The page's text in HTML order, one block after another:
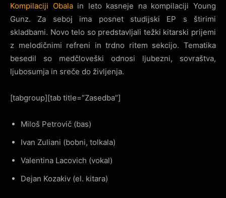
Kompilaciji Obalain leto kasneje na kompilaciji Young
Gunz. Za seboj ima posnet studijski EP s štirimi
skladbami. Novo telo so predstavljali težki kitarski prijemi
z melodičnimi refreni in trdno ritem sekcijo. Tematika
besedil so medčloveški odnosi ljubezni, sovraštva,
ljubosumja in sreče do življenja.
[tabgroup][tab title=”Zasedba”]
Miloš Petrovič (bas)
Ivan Zuliani (bobni, tolkala)
Valentina Lacovich (vokal)
Dejan Kozakiv (el. kitara)